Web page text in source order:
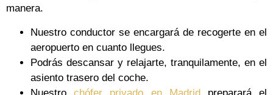
manera.
Nuestro conductor se encargará de recogerte en el
aeropuerto en cuanto llegues.
Podrás descansar y relajarte, tranquilamente, en el
asiento trasero del coche.
Nuestrochófer privado en Madridpreparará el